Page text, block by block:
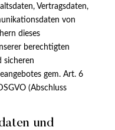
Vertragsdaten,
von
dieses
berechtigten
sicheren
gem. Art. 6
(Abschluss
und